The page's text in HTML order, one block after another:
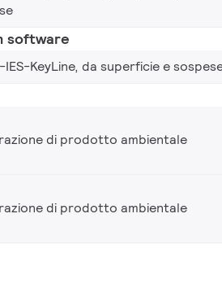
software
IES-KeyLine, da superficie e
di prodotto ambientale
di prodotto ambientale